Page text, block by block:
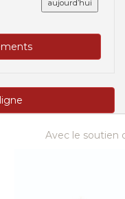
aujourd’hui
Avec le soutien